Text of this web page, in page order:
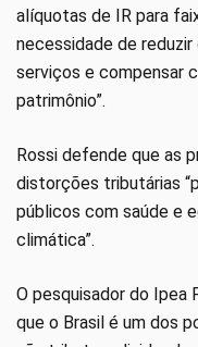
alíquotas de IR para
necessidade de
serviços e compensar
patrimônio”.
Rossi defende que as
distorções tributárias
públicos com saúde e
climática”.
O pesquisador do Ipea
que o Brasil é um dos